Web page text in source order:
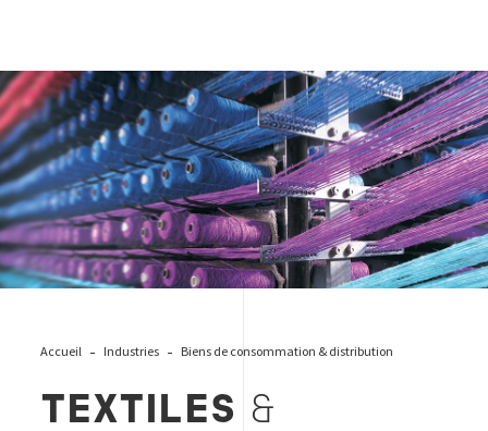
Softlines
Accueil Industries Biens de consommation & distribution
TEXTILES &